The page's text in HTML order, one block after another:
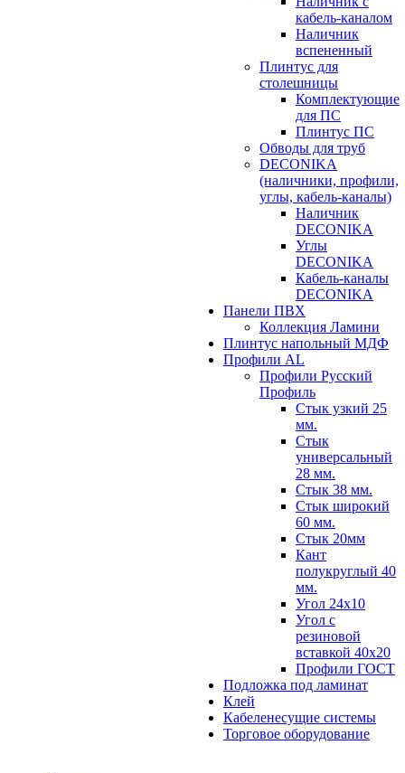
кабель-каналом
Наличник
вспененный
Плинтус для
столешницы
Комплектующие
для ПС
Плинтус ПС
Обводы для труб
DECONIKA
(наличники, профили,
углы, кабель-каналы)
Наличник
DECONIKA
Углы
DECONIKA
Кабель-каналы
DECONIKA
Панели ПВХ
Коллекция Ламини
Плинтус напольный МДФ
Профили AL
Профили Русский
Профиль
Стык узкий 25
мм.
Стык
универсальный
28 мм.
Стык 38 мм.
Стык широкий
60 мм.
Стык 20мм
Кант
полукруглый 40
мм.
Угол 24х10
Угол с
резиновой
вставкой 40х20
Профили ГОСТ
Подложка под ламинат
Клей
Кабеленесущие системы
Торговое оборудование